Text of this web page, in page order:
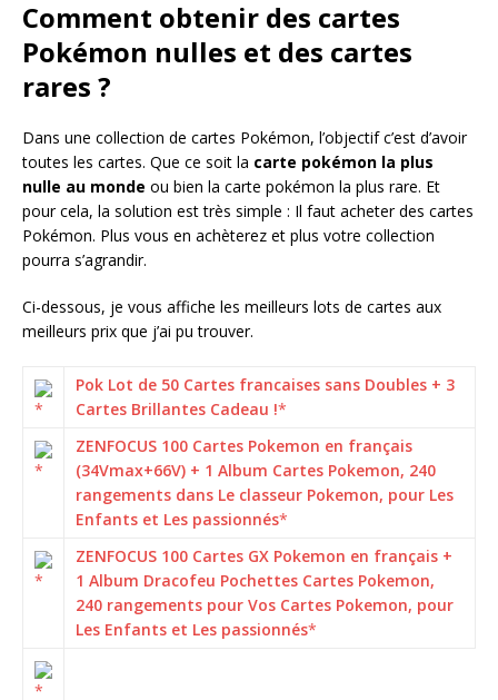
Comment obtenir des cartes
Pokémon nulles et des cartes
rares ?
Dans une collection de cartes Pokémon, l’objectif c’est d’avoir
toutes les cartes. Que ce soit la carte pokémon la plus
nulle au monde ou bien la carte pokémon la plus rare. Et
pour cela, la solution est très simple : Il faut acheter des cartes
Pokémon. Plus vous en achèterez et plus votre collection
pourra s’agrandir.
Ci-dessous, je vous affiche les meilleurs lots de cartes aux
meilleurs prix que j’ai pu trouver.
Pok Lot de 50 Cartes francaises sans Doubles + 3
Cartes Brillantes Cadeau !
ZENFOCUS 100 Cartes Pokemon en français
(34Vmax+66V) + 1 Album Cartes Pokemon, 240
rangements dans Le classeur Pokemon, pour Les
Enfants et Les passionnés
ZENFOCUS 100 Cartes GX Pokemon en français +
1 Album Dracofeu Pochettes Cartes Pokemon,
240 rangements pour Vos Cartes Pokemon, pour
Les Enfants et Les passionnés